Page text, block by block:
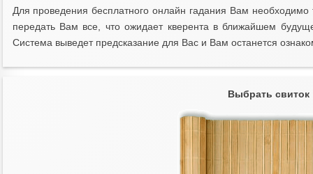
Для проведения бесплатного онлайн гадания Вам необходимо
передать Вам все, что ожидает кверента в ближайшем
Система выведет предсказание для Вас и Вам останется
Выбрать свиток